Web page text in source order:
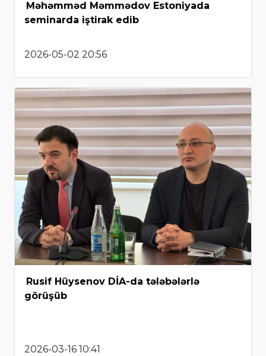
Məhəmməd Məmmədov Estoniyada
seminarda iştirak edib
2026-05-02 20:56
Rusif Hüysenov DİA-da tələbələrlə
görüşüb
2026-03-16 10:41